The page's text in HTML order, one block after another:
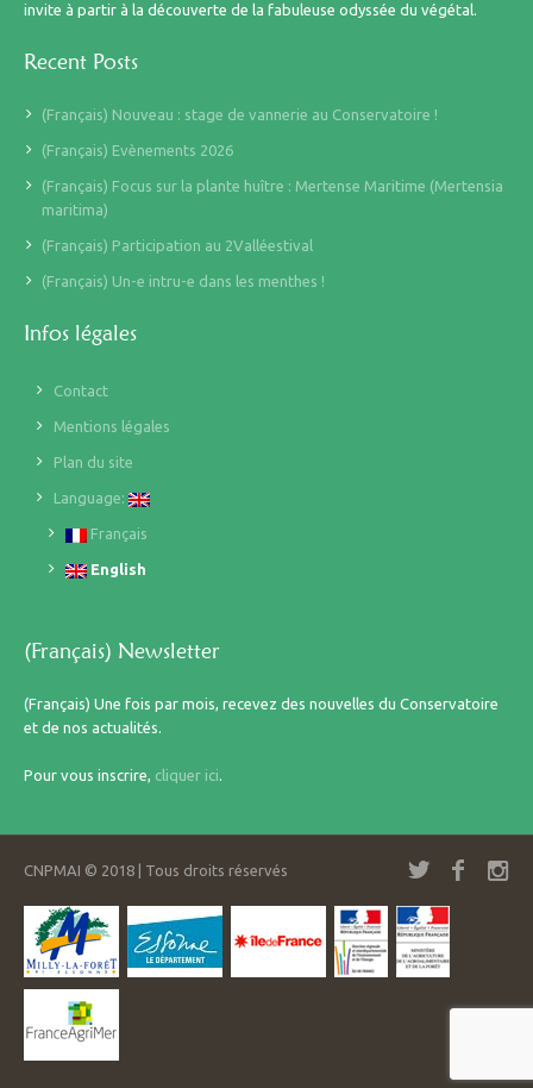
invite à partir à la découverte de la fabuleuse odyssée du végétal.
Recent Posts
(Français) Nouveau : stage de vannerie au Conservatoire !
(Français) Evènements 2026
(Français) Focus sur la plante huître : Mertense Maritime (Mertensia
maritima)
(Français) Participation au 2Valléestival
(Français) Un-e intru-e dans les menthes !
Infos légales
Contact
Mentions légales
Plan du site
Language:
Français
English
(Français) Newsletter
(Français) Une fois par mois, recevez des nouvelles du Conservatoire
et de nos actualités.
Pour vous inscrire, cliquer ici.
CNPMAI © 2018 | Tous droits réservés